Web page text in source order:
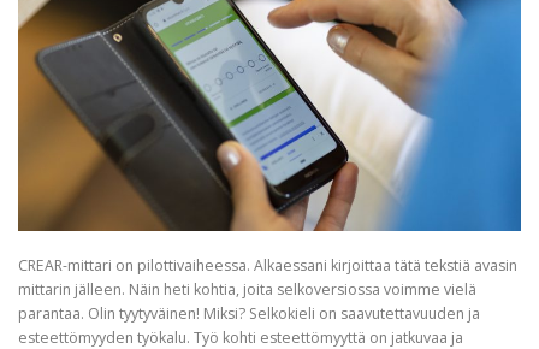
CREAR-mittari on pilottivaiheessa. Alkaessani kirjoittaa tätä tekstiä avasin
mittarin jälleen. Näin heti kohtia, joita selkoversiossa voimme vielä
parantaa. Olin tyytyväinen! Miksi? Selkokieli on saavutettavuuden ja
esteettömyyden työkalu. Työ kohti esteettömyyttä on jatkuvaa ja